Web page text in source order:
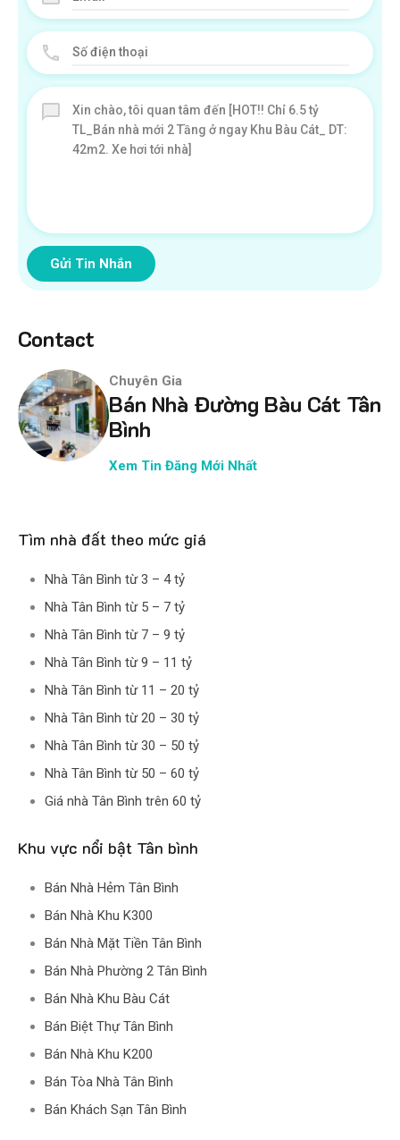
Gửi Tin Nhắn
Contact
Chuyên Gia
Bán Nhà Đường Bàu Cát Tân
Bình
Xem Tin Đăng Mới Nhất
Tìm nhà đất theo mức giá
Nhà Tân Bình từ 3 – 4 tỷ
Nhà Tân Bình từ 5 – 7 tỷ
Nhà Tân Bình từ 7 – 9 tỷ
Nhà Tân Bình từ 9 – 11 tỷ
Nhà Tân Bình từ 11 – 20 tỷ
Nhà Tân Bình từ 20 – 30 tỷ
Nhà Tân Bình từ 30 – 50 tỷ
Nhà Tân Bình từ 50 – 60 tỷ
Giá nhà Tân Bình trên 60 tỷ
Khu vực nổi bật Tân bình
Bán Nhà Hẻm Tân Bình
Bán Nhà Khu K300
Bán Nhà Mặt Tiền Tân Bình
Bán Nhà Phường 2 Tân Bình
Bán Nhà Khu Bàu Cát
Bán Biệt Thự Tân Bình
Bán Nhà Khu K200
Bán Tòa Nhà Tân Bình
Bán Khách Sạn Tân Bình